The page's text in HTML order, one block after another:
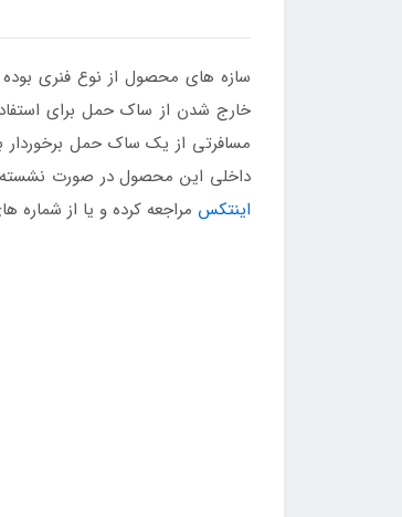
سازه های محصول از نوع فنری
خارج شدن از ساک حمل برای
مسافرتی از یک ساک حمل برخوردار
داخلی این محصول در صورت نشسته برای 6 نفر بزرگسال و در زمان درازکش تا 3 نفر بزرگسال را پاسخگو خواهد بود. برای خرید محصول
اینتکس مراجعه کرده و یا از